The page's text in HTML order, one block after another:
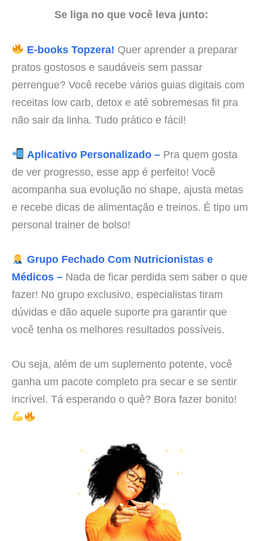
Se liga no que você leva junto:
E-books Topzera! Quer aprender a preparar
pratos gostosos e saudáveis sem passar
perrengue? Você recebe vários guias digitais com
receitas low carb, detox e até sobremesas fit pra
não sair da linha. Tudo prático e fácil!
Aplicativo Personalizado –Pra quem gosta
de ver progresso, esse app é perfeito! Você
acompanha sua evolução no shape, ajusta metas
e recebe dicas de alimentação e treinos. É tipo um
personal trainer de bolso!
Grupo Fechado Com Nutricionistas e
Médicos – Nada de ficar perdida sem saber o que
fazer! No grupo exclusivo, especialistas tiram
dúvidas e dão aquele suporte pra garantir que
você tenha os melhores resultados possíveis.
Ou seja, além de um suplemento potente, você
ganha um pacote completo pra secar e se sentir
incrível. Tá esperando o quê? Bora fazer bonito!